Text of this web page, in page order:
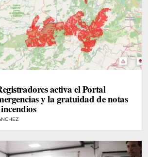
activa el Portal
y la gratuidad de notas